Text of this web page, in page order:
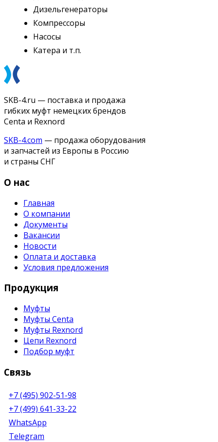
Дизельгенераторы
Компрессоры
Насосы
Катера и т.п.
SKB-4.ru — поставка и продажа
гибких муфт немецких брендов
Centa и Rexnord
SKB-4.com — продажа оборудования
и запчастей из Европы в Россию
и страны СНГ
О нас
Главная
О компании
Документы
Вакансии
Новости
Оплата и доставка
Условия предложения
Продукция
Муфты
Муфты Centa
Муфты Rexnord
Цепи Rexnord
Подбор муфт
Связь
+7 (495) 902-51-98
+7 (499) 641-33-22
WhatsApp
Telegram